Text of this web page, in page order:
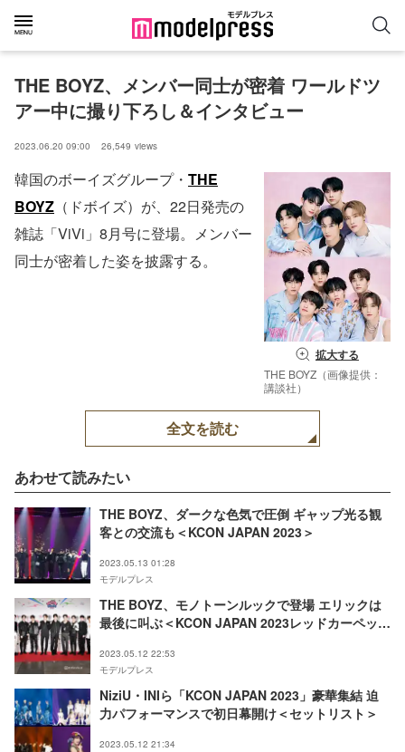
THE BOYZ、メンバー同士が密着 ワールドツ
アー中に撮り下ろし＆インタビュー
2023.06.20 09:00 26,549 views
拡大する
THE BOYZ（画像提供：
講談社）
韓国のボーイズグループ・ THE
BOYZ （ドボイズ）が、22日発売の
雑誌「ViVi」8月号に登場。メンバー
同士が密着した姿を披露する。
全文を読む
あわせて読みたい
THE BOYZ、ダークな色気で圧倒 ギャップ光る観
客との交流も＜KCON JAPAN 2023＞
2023.05.13 01:28
モデルプレス
THE BOYZ、モノトーンルックで登場 エリックは
最後に叫ぶ＜KCON JAPAN 2023レッドカーペット
2023.05.12 22:53
モデルプレス
NiziU・INIら「KCON JAPAN 2023」豪華集結 迫
力パフォーマンスで初日幕開け＜セットリスト＞
2023.05.12 21:34